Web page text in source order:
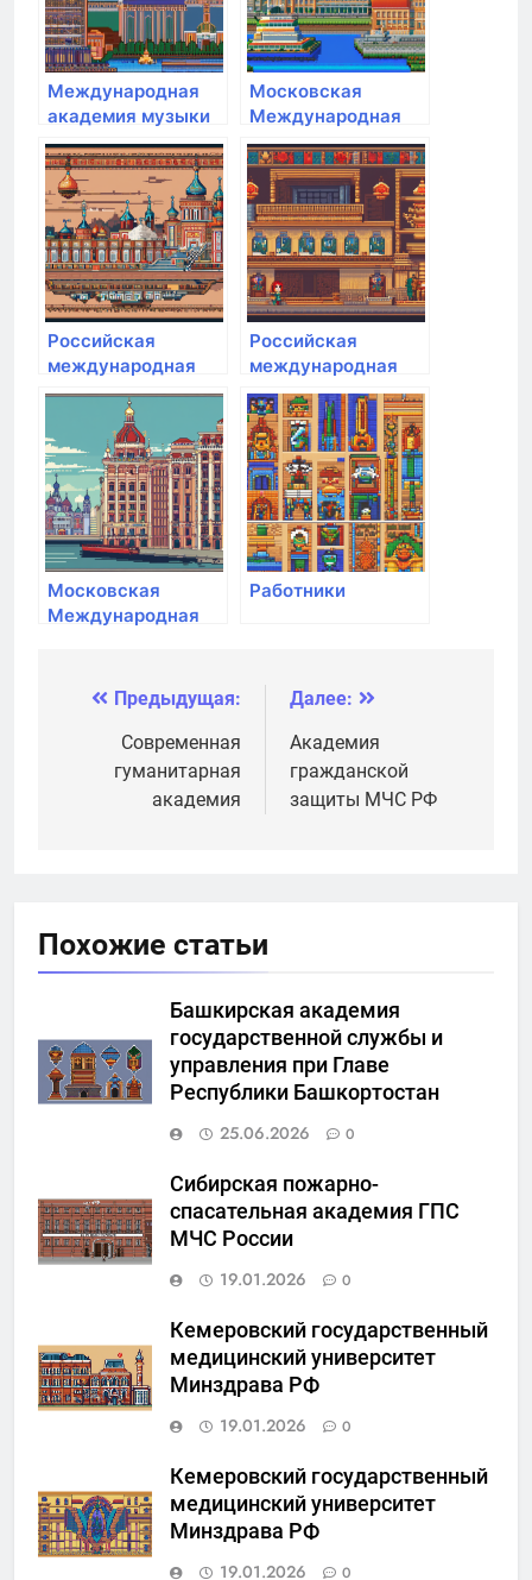
Международная
академия музыки
Елены Образцовой
Московская
Международная
Академия
Российская
международная
академия туризма
Российская
международная
академия туризма
Московская
Международная
Работники
Навигация
записям
Предыдущая:
Современная
гуманитарная
академия
Далее:
Академия
гражданской
защиты МЧС РФ
Похожие статьи
Башкирская академия
государственной службы и
управления при Главе
Республики Башкортостан
25.06.2026
0
Сибирская пожарно-
спасательная академия ГПС
МЧС России
19.01.2026
0
Кемеровский государственный
медицинский университет
Минздрава РФ
19.01.2026
0
Кемеровский государственный
медицинский университет
Минздрава РФ
19.01.2026
0